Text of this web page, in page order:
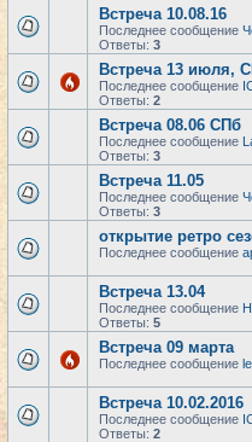
Встреча 10.08.16
Последнее сообщение
Ответы: 3
Встреча 13 июля,
Последнее сообщение
Ответы: 2
Встреча 08.06 СПб
Последнее сообщение
Ответы: 3
Встреча 11.05
Последнее сообщение
Ответы: 3
открытие ретро
Последнее сообщение
Встреча 13.04
Последнее сообщение
Ответы: 5
Встреча 09 марта
Последнее сообщение
Встреча 10.02.2016
Последнее сообщение
Ответы: 2